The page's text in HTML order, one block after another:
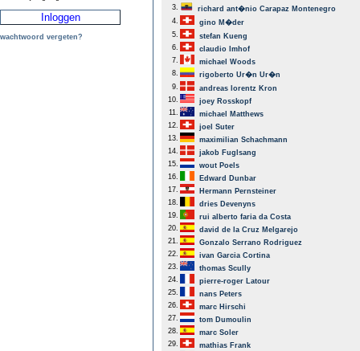
wachtwoord vergeten?
3.
richard ant�nio Carapaz Montenegro
4.
gino M�der
5.
stefan Kueng
6.
claudio Imhof
7.
michael Woods
8.
rigoberto Ur�n Ur�n
9.
andreas lorentz Kron
10.
joey Rosskopf
11.
michael Matthews
12.
joel Suter
13.
maximilian Schachmann
14.
jakob Fuglsang
15.
wout Poels
16.
Edward Dunbar
17.
Hermann Pernsteiner
18.
dries Devenyns
19.
rui alberto faria da Costa
20.
david de la Cruz Melgarejo
21.
Gonzalo Serrano Rodriguez
22.
ivan Garcia Cortina
23.
thomas Scully
24.
pierre-roger Latour
25.
nans Peters
26.
marc Hirschi
27.
tom Dumoulin
28.
marc Soler
29.
mathias Frank